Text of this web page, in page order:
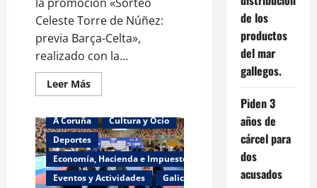
Celeste Torre de Núñez:
previa Barça-Celta»,
realizado con la...
Leer MásLeer
más
Ganador
de
Sorteo
Celeste
Torre
de
Núñez:
A Coruña
Cultura y Ocio
Deportes
Economía, Hacienda e Impuestos
Eventos y Actividades
Galicia
de los
productos
del mar
gallegos.
Piden 3
años de
cárcel para
dos
acusados